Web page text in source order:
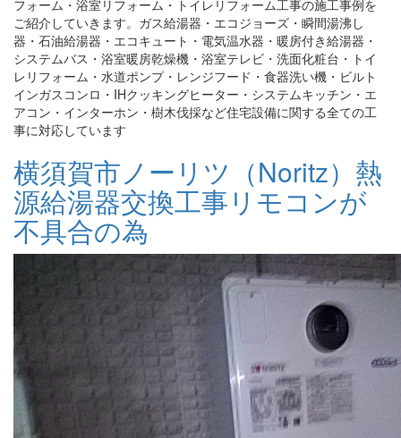
フォーム・浴室リフォーム・トイレリフォーム工事の施工事例を
ご紹介していきます。ガス給湯器・エコジョーズ・瞬間湯沸し
器・石油給湯器・エコキュート・電気温水器・暖房付き給湯器・
システムバス・浴室暖房乾燥機・浴室テレビ・洗面化粧台・トイ
レリフォーム・水道ポンプ・レンジフード・食器洗い機・ビルト
インガスコンロ・IHクッキングヒーター・システムキッチン・エ
アコン・インターホン・樹木伐採など住宅設備に関する全ての工
事に対応しています
横須賀市ノーリツ（Noritz）熱
源給湯器交換工事リモコンが
不具合の為